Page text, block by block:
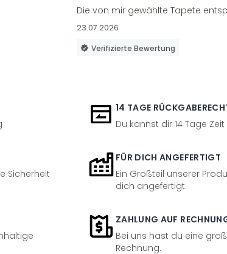
Die von mir gewählte Tapete
23.07.2026
Verifizierte Bewertung
14 TAGE
Du kannst dir 14 Tage
Sicherheit
FÜR DICH ANGEFERTIGT
Ein Großteil unserer
dich angefertigt.
ZAHLUNG AUF
Bei uns hast du eine
Rechnung.